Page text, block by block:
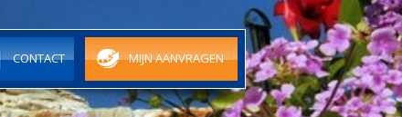
CONTACT MIJN AANVRAGEN